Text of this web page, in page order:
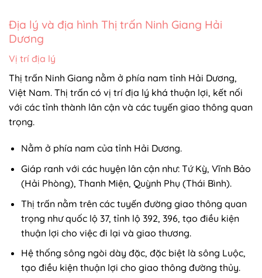
Địa lý và địa hình Thị trấn Ninh Giang Hải
Dương
Vị trí địa lý
Thị trấn Ninh Giang nằm ở phía nam tỉnh Hải Dương,
Việt Nam. Thị trấn có vị trí địa lý khá thuận lợi, kết nối
với các tỉnh thành lân cận và các tuyến giao thông quan
trọng.
Nằm ở phía nam của tỉnh Hải Dương.
Giáp ranh với các huyện lân cận như: Tứ Kỳ, Vĩnh Bảo
(Hải Phòng), Thanh Miện, Quỳnh Phụ (Thái Bình).
Thị trấn nằm trên các tuyến đường giao thông quan
trọng như quốc lộ 37, tỉnh lộ 392, 396, tạo điều kiện
thuận lợi cho việc đi lại và giao thương.
Hệ thống sông ngòi dày đặc, đặc biệt là sông Luộc,
tạo điều kiện thuận lợi cho giao thông đường thủy.